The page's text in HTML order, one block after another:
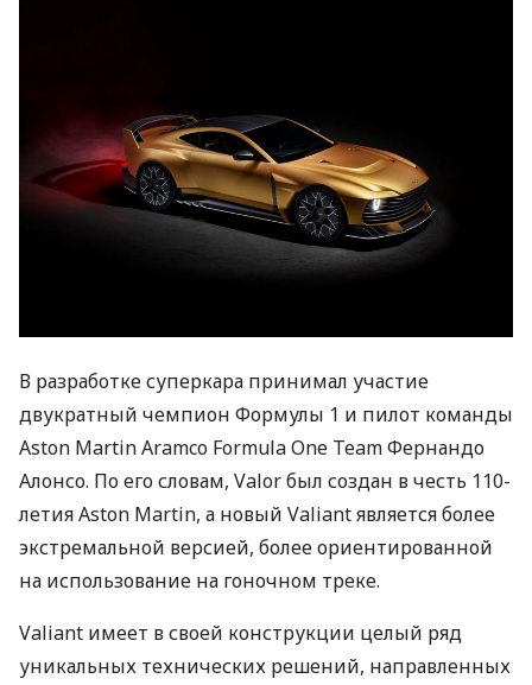
В разработке суперкара принимал участие
двукратный чемпион Формулы 1 и пилот команды
Aston Martin Aramco Formula One Team Фернандо
Алонсо. По его словам, Valor был создан в честь 110-
летия Aston Martin, а новый Valiant является более
экстремальной версией, более ориентированной
на использование на гоночном треке.
Valiant имеет в своей конструкции целый ряд
уникальных технических решений, направленных